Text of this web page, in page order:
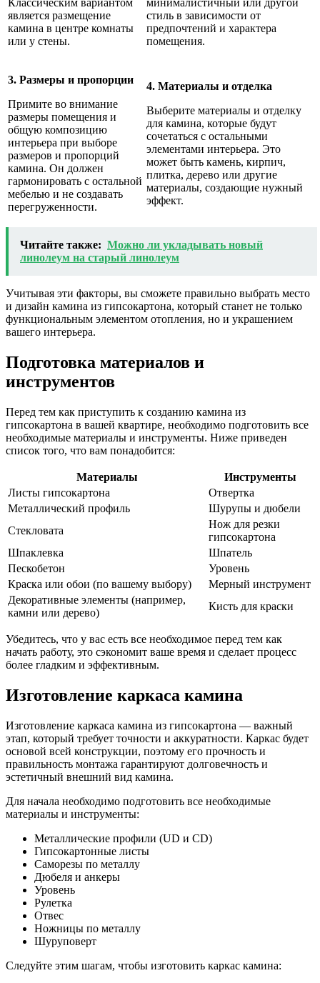
Классическим вариантом
является размещение
камина в центре комнаты
или у стены.
минималистичный или другой
стиль в зависимости от
предпочтений и характера
помещения.
3. Размеры и пропорции
Примите во внимание
размеры помещения и
общую композицию
интерьера при выборе
размеров и пропорций
камина. Он должен
гармонировать с остальной
мебелью и не создавать
перегруженности.
4. Материалы и отделка
Выберите материалы и отделку
для камина, которые будут
сочетаться с остальными
элементами интерьера. Это
может быть камень, кирпич,
плитка, дерево или другие
материалы, создающие нужный
эффект.
Читайте также: Можно ли укладывать новый
линолеум на старый линолеум
Учитывая эти факторы, вы сможете правильно выбрать место
и дизайн камина из гипсокартона, который станет не только
функциональным элементом отопления, но и украшением
вашего интерьера.
Подготовка материалов и
инструментов
Перед тем как приступить к созданию камина из
гипсокартона в вашей квартире, необходимо подготовить все
необходимые материалы и инструменты. Ниже приведен
список того, что вам понадобится:
Материалы
Инструменты
Листы гипсокартона
Отвертка
Металлический профиль
Шурупы и дюбели
Стекловата
Нож для резки
гипсокартона
Шпаклевка
Шпатель
Пескобетон
Уровень
Краска или обои (по вашему выбору)
Мерный инструмент
Декоративные элементы (например,
камни или дерево)
Кисть для краски
Убедитесь, что у вас есть все необходимое перед тем как
начать работу, это сэкономит ваше время и сделает процесс
более гладким и эффективным.
Изготовление каркаса камина
Изготовление каркаса камина из гипсокартона — важный
этап, который требует точности и аккуратности. Каркас будет
основой всей конструкции, поэтому его прочность и
правильность монтажа гарантируют долговечность и
эстетичный внешний вид камина.
Для начала необходимо подготовить все необходимые
материалы и инструменты:
Металлические профили (UD и CD)
Гипсокартонные листы
Саморезы по металлу
Дюбеля и анкеры
Уровень
Рулетка
Отвес
Ножницы по металлу
Шуруповерт
Следуйте этим шагам, чтобы изготовить каркас камина: